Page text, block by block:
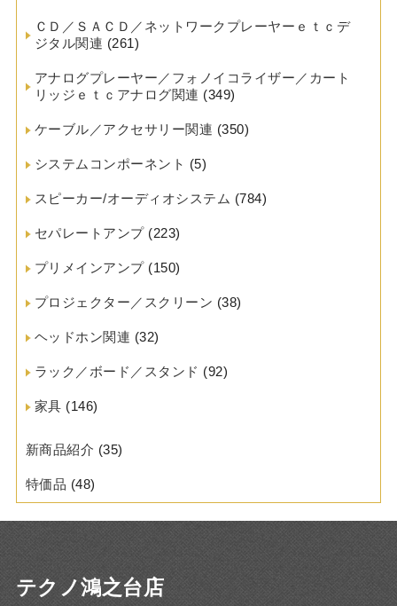
ＣＤ／ＳＡＣＤ／ネットワークプレーヤーｅｔｃデ
ジタル関連 (261)
アナログプレーヤー／フォノイコライザー／カート
リッジｅｔｃアナログ関連 (349)
ケーブル／アクセサリー関連 (350)
システムコンポーネント (5)
スピーカー/オーディオシステム (784)
セパレートアンプ(223)
プリメインアンプ(150)
プロジェクター／スクリーン (38)
ヘッドホン関連 (32)
ラック／ボード／スタンド (92)
家具 (146)
新商品紹介 (35)
特価品 (48)
テクノ鴻之台店